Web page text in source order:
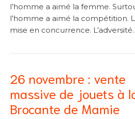
l’homme a aimé la femme.
l’homme a aimé la compétition.
mise en concurrence. L’adversité.
26 novembre : vente
massive de jouets à
Brocante de Mamie